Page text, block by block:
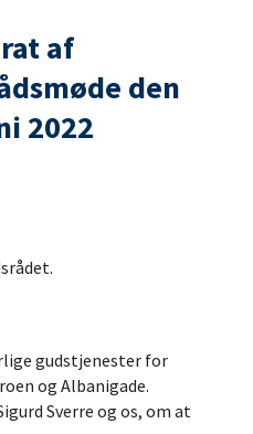
af
den
2022
gudstjenester for
og Albanigade.
Sverre og os, om at